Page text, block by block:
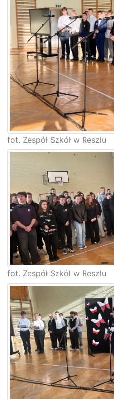
fot. Zespół Szkół w Reszlu
fot. Zespół Szkół w Reszlu